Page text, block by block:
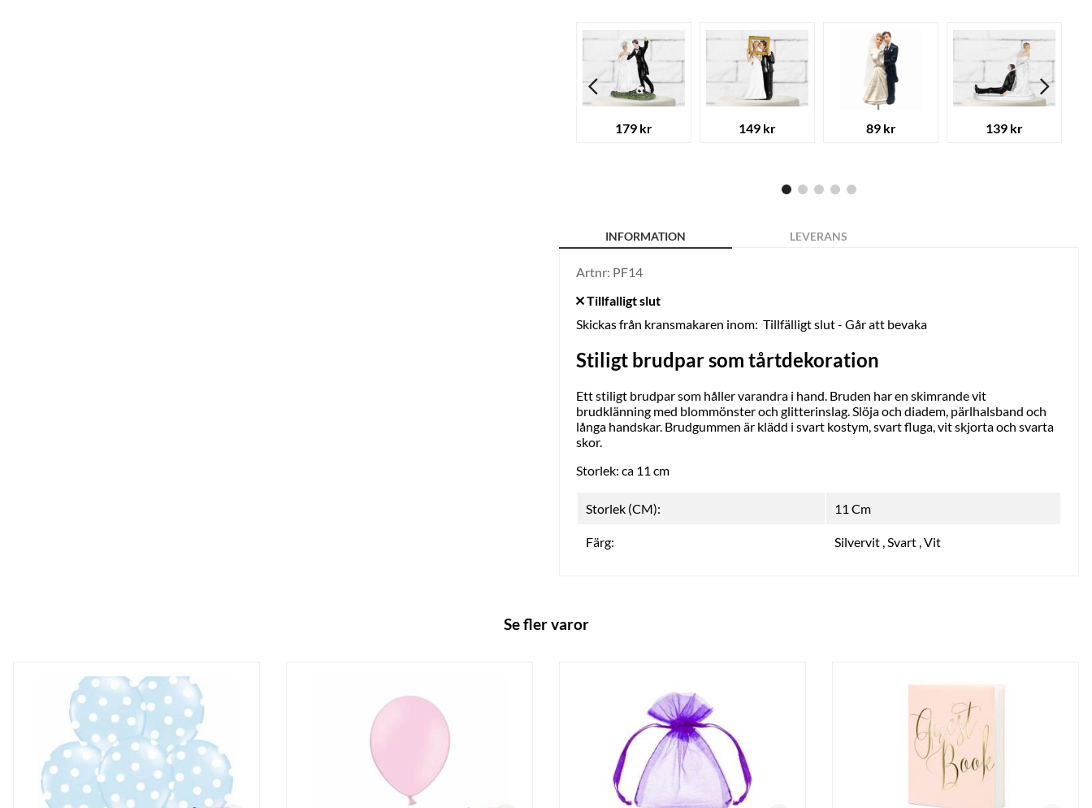
179 kr 149 kr 89 kr 139 kr
INFORMATION LEVERANS
Artnr: PF14
Skickas från kransmakaren inom: Tillfälligt slut - Går att bevaka
Stiligt brudpar som tårtdekoration
Ett stiligt brudpar som håller varandra i hand. Bruden har en skimrande vit
brudklänning med blommönster och glitterinslag. Slöja och diadem, pärlhalsband och
långa handskar. Brudgummen är klädd i svart kostym, svart fluga, vit skjorta och svarta
skor.
Storlek: ca 11 cm
Storlek (CM): 11 Cm
Färg: Silvervit ,Svart ,Vit
Se fler varor